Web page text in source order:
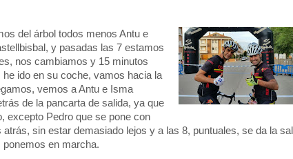
del árbol todos menos Antu e
y pasadas las 7 estamos
nos cambiamos y 15 minutos
ido en su coche, vamos hacia la
vemos a Antu e Isma
de la pancarta de salida, ya que
excepto Pedro que se pone con
sin estar demasiado lejos y a las 8, puntuales, se da la
en marcha.